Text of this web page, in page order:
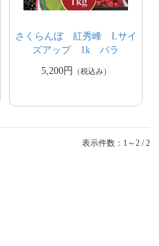
さくらんぼ 紅秀峰 Lサイ
ズアップ 1k バラ
5,200円
（税込み）
表示件数：1～2 / 2